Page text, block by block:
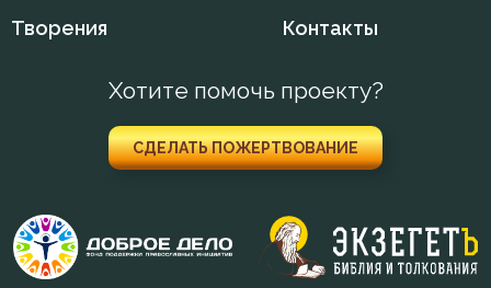
Творения
Контакты
Хотите помочь проекту?
СДЕЛАТЬ ПОЖЕРТВОВАНИЕ